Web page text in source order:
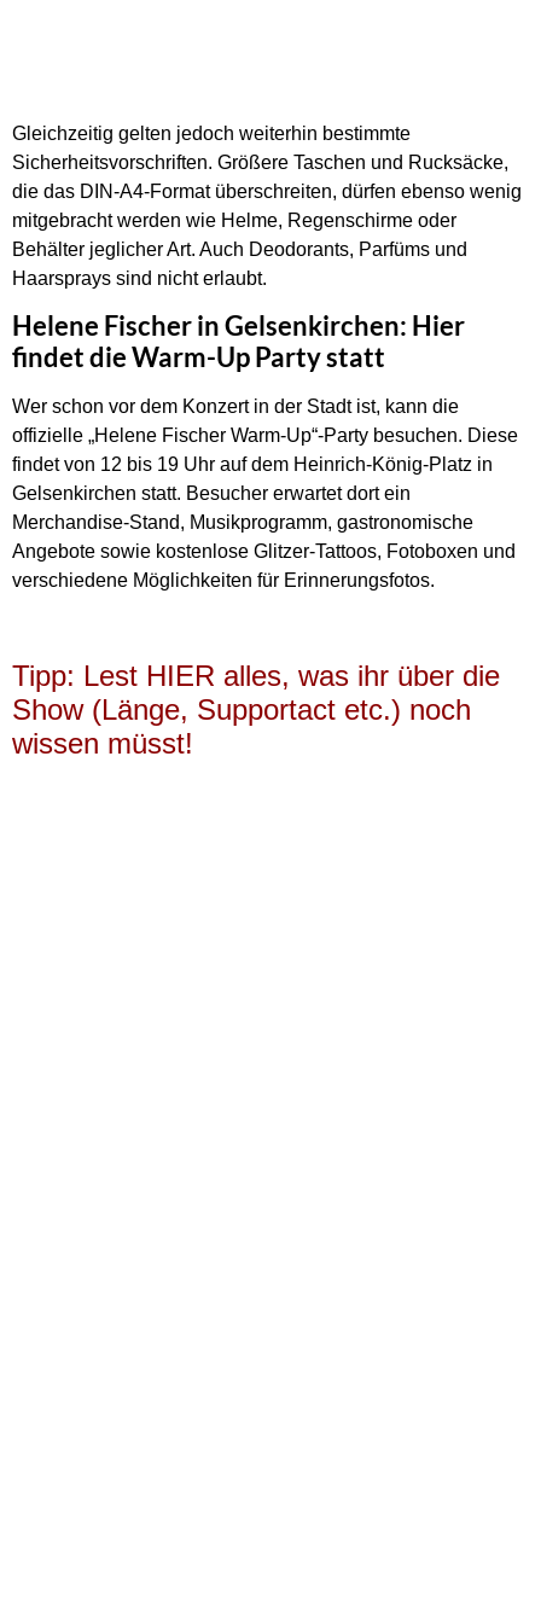
Gleichzeitig gelten jedoch weiterhin bestimmte
Sicherheitsvorschriften. Größere Taschen und Rucksäcke,
die das DIN-A4-Format überschreiten, dürfen ebenso wenig
mitgebracht werden wie Helme, Regenschirme oder
Behälter jeglicher Art. Auch Deodorants, Parfüms und
Haarsprays sind nicht erlaubt.
Helene Fischer in Gelsenkirchen: Hier
findet die Warm-Up Party statt
Wer schon vor dem Konzert in der Stadt ist, kann die
offizielle „Helene Fischer Warm-Up“-Party besuchen. Diese
findet von 12 bis 19 Uhr auf dem Heinrich-König-Platz in
Gelsenkirchen statt. Besucher erwartet dort ein
Merchandise-Stand, Musikprogramm, gastronomische
Angebote sowie kostenlose Glitzer-Tattoos, Fotoboxen und
verschiedene Möglichkeiten für Erinnerungsfotos.
Tipp: Lest HIER alles, was ihr über die
Show (Länge, Supportact etc.) noch
wissen müsst!